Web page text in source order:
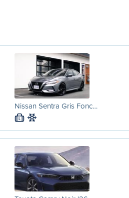
Nissan Sentra Gris Fonc…
L